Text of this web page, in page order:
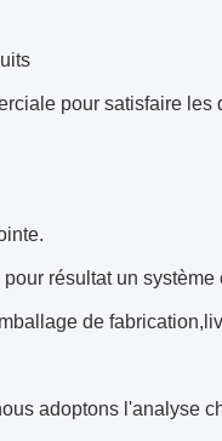
pour satisfaire les
résultat un
de
adoptons l'analyse